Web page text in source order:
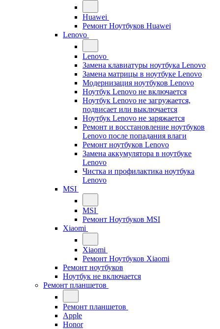
Huawei
Ремонт Ноутбуков Huawei
Lenovo
Lenovo
Замена клавиатуры ноутбука Lenovo
Замена матрицы в ноутбуке Lenovo
Модернизация ноутбуков Lenovo
Ноутбук Lenovo не включается
Ноутбук Lenovo не загружается,
подвисает или выключается
Ноутбук Lenovo не заряжается
Ремонт и восстановление ноутбуков
Lenovo после попадания влаги
Ремонт ноутбуков Lenovo
Замена аккумулятора в ноутбуке
Lenovo
Чистка и профилактика ноутбука
Lenovo
MSI
MSI
Ремонт Ноутбуков MSI
Xiaomi
Xiaomi
Ремонт Ноутбуков Xiaomi
Ремонт ноутбуков
Ноутбук не включается
Ремонт планшетов
Ремонт планшетов
Apple
Honor